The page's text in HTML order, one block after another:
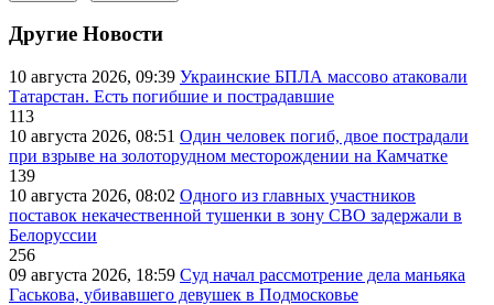
Другие Новости
10 августа 2026, 09:39 Украинские БПЛА массово атаковали
Татарстан. Есть погибшие и пострадавшие
113
10 августа 2026, 08:51 Один человек погиб, двое пострадали
при взрыве на золоторудном месторождении на Камчатке
139
10 августа 2026, 08:02 Одного из главных участников
поставок некачественной тушенки в зону СВО задержали в
Белоруссии
256
09 августа 2026, 18:59 Суд начал рассмотрение дела маньяка
Гаськова, убивавшего девушек в Подмосковье